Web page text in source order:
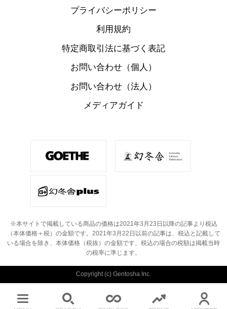
プライバシーポリシー
利用規約
特定商取引法に基づく表記
お問い合わせ（個人）
お問い合わせ（法人）
メディアガイド
※本サイトで掲載している商品の価格は2021年3月23日以降の記事より税込
（本体価格＋税）の金額です。 2021年3月22日以前の記事は、税込と記載して
いる場合を除き、本体価格（税抜）の金額です。 税込の場合の税額は掲載当時
の税率に準じます。
Copyright (c) Gentosha Inc.